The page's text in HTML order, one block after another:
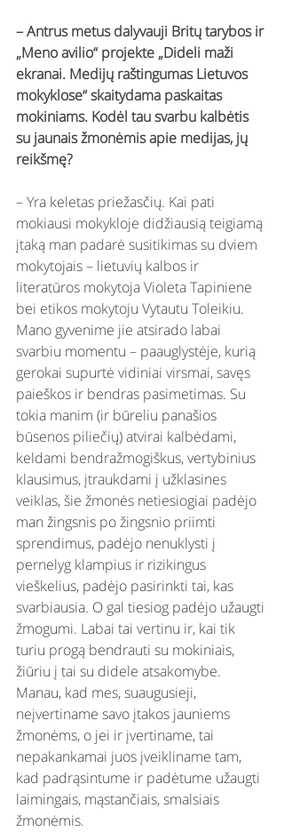
– Antrus metus dalyvauji Britų tarybos ir
„Meno avilio“ projekte „Dideli maži
ekranai. Medijų raštingumas Lietuvos
mokyklose“ skaitydama paskaitas
mokiniams. Kodėl tau svarbu kalbėtis
su jaunais žmonėmis apie medijas, jų
reikšmę?
– Yra keletas priežasčių. Kai pati
mokiausi mokykloje didžiausią teigiamą
įtaką man padarė susitikimas su dviem
mokytojais – lietuvių kalbos ir
literatūros mokytoja Violeta Tapiniene
bei etikos mokytoju Vytautu Toleikiu.
Mano gyvenime jie atsirado labai
svarbiu momentu – paauglystėje, kurią
gerokai supurtė vidiniai virsmai, savęs
paieškos ir bendras pasimetimas. Su
tokia manim (ir būreliu panašios
būsenos piliečių) atvirai kalbėdami,
keldami bendražmogiškus, vertybinius
klausimus, įtraukdami į užklasines
veiklas, šie žmonės netiesiogiai padėjo
man žingsnis po žingsnio priimti
sprendimus, padėjo nenuklysti į
pernelyg klampius ir rizikingus
vieškelius, padėjo pasirinkti tai, kas
svarbiausia. O gal tiesiog padėjo užaugti
žmogumi. Labai tai vertinu ir, kai tik
turiu progą bendrauti su mokiniais,
žiūriu į tai su didele atsakomybe.
Manau, kad mes, suaugusieji,
neįvertiname savo įtakos jauniems
žmonėms, o jei ir įvertiname, tai
nepakankamai juos įveikliname tam,
kad padrąsintume ir padėtume užaugti
laimingais, mąstančiais, smalsiais
žmonėmis.